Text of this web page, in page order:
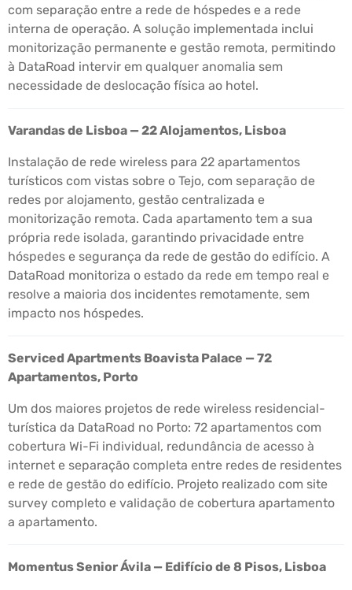
com separação entre a rede de hóspedes e a rede
interna de operação. A solução implementada inclui
monitorização permanente e gestão remota, permitindo
à DataRoad intervir em qualquer anomalia sem
necessidade de deslocação física ao hotel.
Varandas de Lisboa — 22 Alojamentos, Lisboa
Instalação de rede wireless para 22 apartamentos
turísticos com vistas sobre o Tejo, com separação de
redes por alojamento, gestão centralizada e
monitorização remota. Cada apartamento tem a sua
própria rede isolada, garantindo privacidade entre
hóspedes e segurança da rede de gestão do edifício. A
DataRoad monitoriza o estado da rede em tempo real e
resolve a maioria dos incidentes remotamente, sem
impacto nos hóspedes.
Serviced Apartments Boavista Palace — 72
Apartamentos, Porto
Um dos maiores projetos de rede wireless residencial-
turística da DataRoad no Porto: 72 apartamentos com
cobertura Wi-Fi individual, redundância de acesso à
internet e separação completa entre redes de residentes
e rede de gestão do edifício. Projeto realizado com site
survey completo e validação de cobertura apartamento
a apartamento.
Momentus Senior Ávila — Edifício de 8 Pisos, Lisboa